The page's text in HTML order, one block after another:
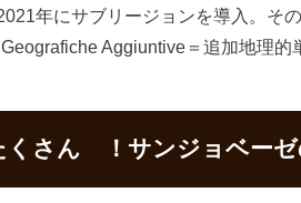
年にサブリージョンを導入。そ
Aggiuntive＝追加地理的
くさん ！サンジョベーゼ